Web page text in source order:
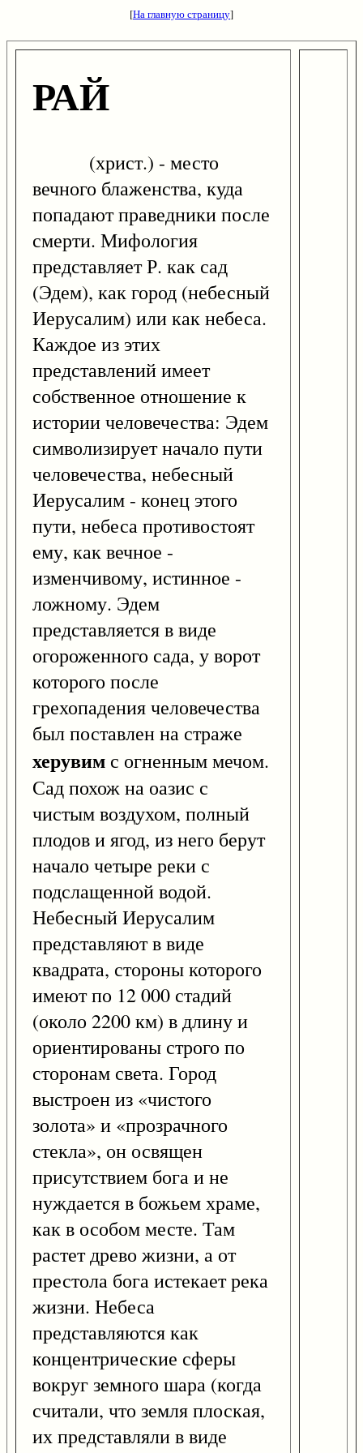
[На главную страницу]
РАЙ
(христ.) - место
вечного блаженства, куда
попадают праведники после
смерти. Мифология
представляет Р. как сад
(Эдем), как город (небесный
Иерусалим) или как небеса.
Каждое из этих
представлений имеет
собственное отношение к
истории человечества: Эдем
символизирует начало пути
человечества, небесный
Иерусалим - конец этого
пути, небеса противостоят
ему, как вечное -
изменчивому, истинное -
ложному. Эдем
представляется в виде
огороженного сада, у ворот
которого после
грехопадения человечества
был поставлен на страже
херувим с огненным мечом.
Сад похож на оазис с
чистым воздухом, полный
плодов и ягод, из него берут
начало четыре реки с
подслащенной водой.
Небесный Иерусалим
представляют в виде
квадрата, стороны которого
имеют по 12 000 стадий
(около 2200 км) в длину и
ориентированы строго по
сторонам света. Город
выстроен из «чистого
золота» и «прозрачного
стекла», он освящен
присутствием бога и не
нуждается в божьем храме,
как в особом месте. Там
растет древо жизни, а от
престола бога истекает река
жизни. Небеса
представляются как
концентрические сферы
вокруг земного шара (когда
считали, что земля плоская,
их представляли в виде